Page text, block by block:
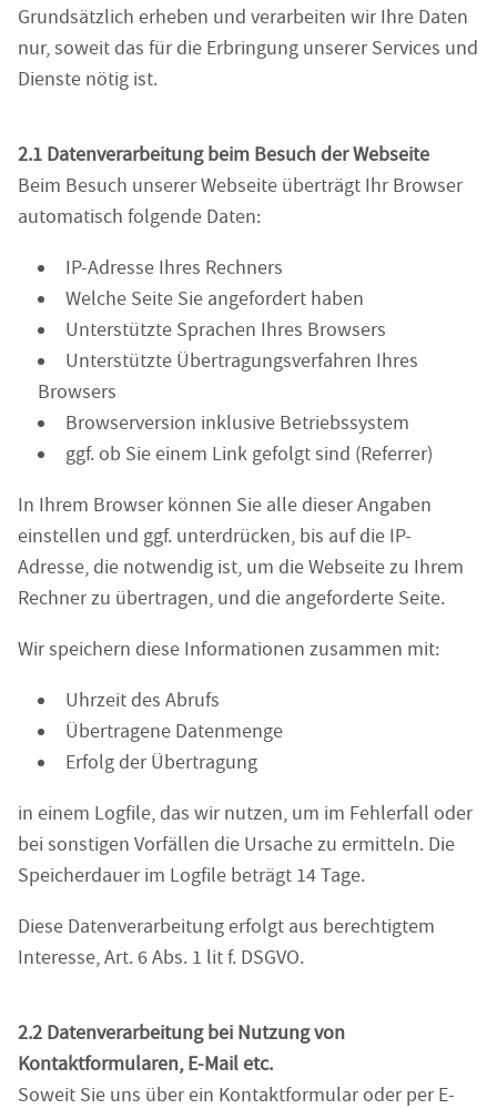
Grundsätzlich erheben und verarbeiten wir Ihre Daten
nur, soweit das für die Erbringung unserer Services und
Dienste nötig ist.
2.1 Datenverarbeitung beim Besuch der Webseite
Beim Besuch unserer Webseite überträgt Ihr Browser
automatisch folgende Daten:
IP-Adresse Ihres Rechners
Welche Seite Sie angefordert haben
Unterstützte Sprachen Ihres Browsers
Unterstützte Übertragungsverfahren Ihres
Browsers
Browserversion inklusive Betriebssystem
ggf. ob Sie einem Link gefolgt sind (Referrer)
In Ihrem Browser können Sie alle dieser Angaben
einstellen und ggf. unterdrücken, bis auf die IP-
Adresse, die notwendig ist, um die Webseite zu Ihrem
Rechner zu übertragen, und die angeforderte Seite.
Wir speichern diese Informationen zusammen mit:
Uhrzeit des Abrufs
Übertragene Datenmenge
Erfolg der Übertragung
in einem Logfile, das wir nutzen, um im Fehlerfall oder
bei sonstigen Vorfällen die Ursache zu ermitteln. Die
Speicherdauer im Logfile beträgt 14 Tage.
Diese Datenverarbeitung erfolgt aus berechtigtem
Interesse, Art. 6 Abs. 1 lit f. DSGVO.
2.2 Datenverarbeitung bei Nutzung von
Kontaktformularen, E-Mail etc.
Soweit Sie uns über ein Kontaktformular oder per E-